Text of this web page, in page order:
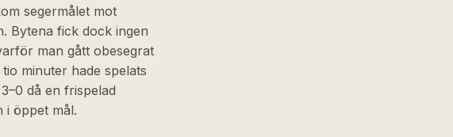
segermålet mot
Bytena fick dock ingen
man gått obesegrat
minuter hade spelats
då en frispelad
i öppet mål.